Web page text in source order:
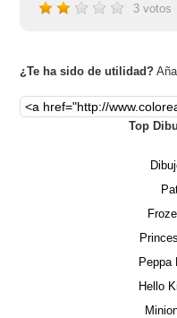
3 votos
¿Te ha sido de utilidad?
Top
Peppa
Hello